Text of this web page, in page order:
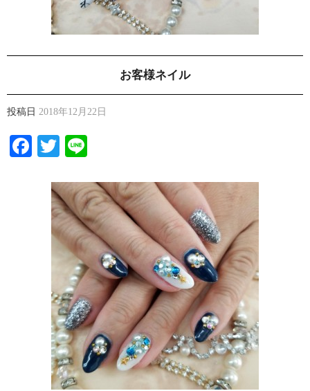
お客様ネイル
投稿日 2018年12月22日
Facebook
Twitter